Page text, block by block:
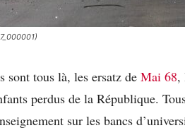
sont tous là, les ersatz de Mai 68,
perdus de la République.
sur les bancs